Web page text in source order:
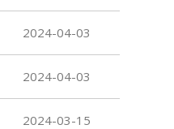
2024-04-03
2024-04-03
2024-03-15